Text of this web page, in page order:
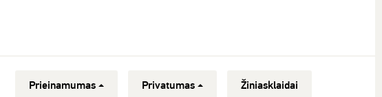
Prieinamumas Privatumas Žiniasklaidai